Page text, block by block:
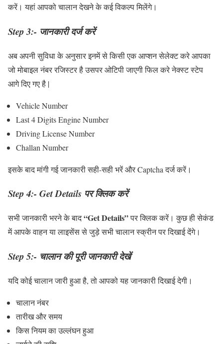
करें। यहां आपको चालान देखने के कई विकल्प मिलेंगे।
Step 3:- जानकारी दर्ज करें
अब अपनी सुविधा के अनुसार इनमें से किसी एक आप्शन सेलेक्ट करे आपका
जो मोबाइल नंबर रजिस्टर है उसपर ओटिपी जाएगी फिल करे नेक्स्ट स्टेप
आगे दिए गए है |
Vehicle Number
Last 4 Digits Engine Number
Driving License Number
Challan Number
इसके बाद मांगी गई जानकारी सही-सही भरें और Captcha दर्ज करें।
Step 4:- Get Details पर क्लिक करें
सभी जानकारी भरने के बाद“Get Details”पर क्लिक करें। कुछ ही सेकंड
में आपके वाहन या लाइसेंस से जुड़े सभी चालान स्क्रीन पर दिखाई देंगे।
Step 5:- चालान की पूरी जानकारी देखें
यदि कोई चालान जारी हुआ है, तो आपको यह जानकारी दिखाई देगी।
चालान नंबर
तारीख और समय
किस नियम का उल्लंघन हुआ